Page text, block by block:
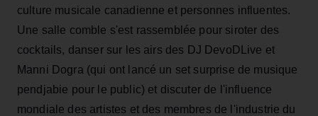
culture musicale canadienne et personnes influentes.
Une salle comble s'est rassemblée pour siroter des
cocktails, danser sur les airs des DJ DevoDLive et
Manni Dogra (qui ont lancé un set surprise de musique
pendjabie pour le public) et discuter de l'influence
mondiale des artistes et des membres de l'industrie du